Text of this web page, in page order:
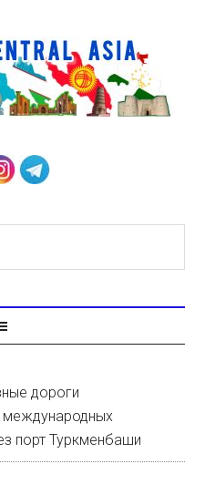
дороги
международных
порт Туркменбаши